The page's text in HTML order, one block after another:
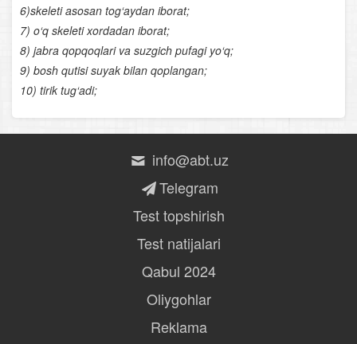
Qaddi- qomatning shakllanishi
Tashqi muhit omillarining yurak va qon aylanish
organlariga ta’siri
Yurak va qon-tomir kasalliklari
Ovqat hazm qilishning boshqarilishi
6)skeleti asosan tog‘aydan iborat;
7) o‘q skeleti xordadan iborat;
8) jabra qopqoqlari va suzgich pufagi yo‘q;
9) bosh qutisi suyak bilan qoplangan;
10) tirik tug‘adi;
info@abt.uz
Telegram
Test topshirish
Test natijalari
Qabul 2024
Oliygohlar
Reklama